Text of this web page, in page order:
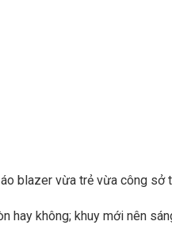
blazer vừa trẻ vừa công
hay không; khuy mới nên